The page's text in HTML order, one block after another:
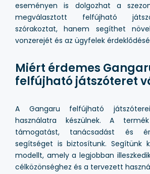
eseményen is dolgozhat a
megválasztott felfújható
szórakoztat, hanem segíthet
vonzerejét és az ügyfelek
Miért érdemes
felfújható játszóteret
A Gangaru felfújható játszóterei
használatra készülnek. A
támogatást, tanácsadást és
segítséget is biztosítunk. Segítünk
modellt, amely a legjobban
célközönséghez és a tervezett